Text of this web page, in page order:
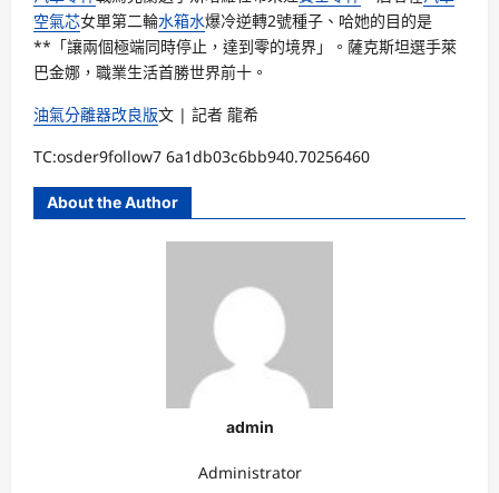
空氣芯女單第二輪水箱水爆冷逆轉2號種子、哈她的目的是
**「讓兩個極端同時停止，達到零的境界」。薩克斯坦選手萊
巴金娜，職業生活首勝世界前十。
油氣分離器改良版文 | 記者 龍希
TC:osder9follow7 6a1db03c6bb940.70256460
About the Author
admin
Administrator